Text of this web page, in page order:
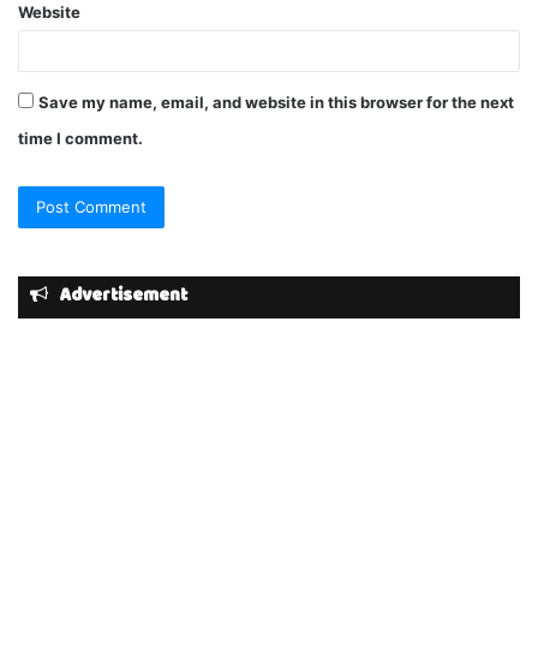
Website
Save my name, email, and website in this browser for the next
time I comment.
Advertisement